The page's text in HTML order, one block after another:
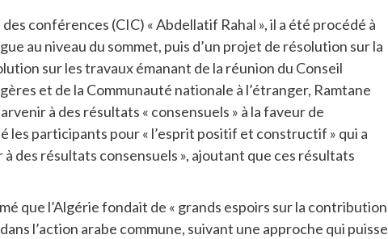
conférences (CIC) « Abdellatif Rahal », il a été procédé à
au niveau du sommet, puis d’un projet de résolution sur la
sur les travaux émanant de la réunion du Conseil
et de la Communauté nationale à l’étranger, Ramtane
à des résultats « consensuels » à la faveur de
les participants pour « l’esprit positif et constructif » qui a
des résultats consensuels », ajoutant que ces résultats
que l’Algérie fondait de « grands espoirs sur la contribution
l’action arabe commune, suivant une approche qui puisse